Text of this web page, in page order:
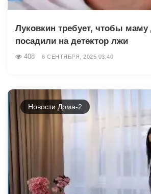
Луковкин требует, чтобы маму
посадили на детектор лжи
408 6 СЕНТЯБРЯ, 2025 03:40
Новости Дома-2